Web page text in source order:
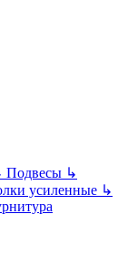
Подвесы ↳
усиленные ↳